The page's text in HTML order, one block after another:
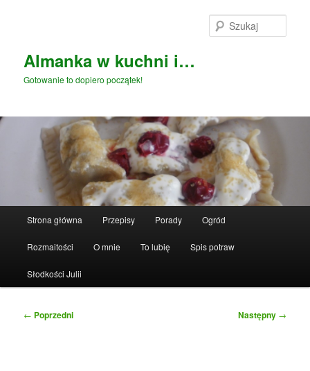
Almanka w kuchni i…
Gotowanie to dopiero początek!
Strona główna Przepisy Porady Ogród
Rozmaitości O mnie To lubię Spis potraw
Słodkości Julii
Nawigacja
← Poprzedni Następny →